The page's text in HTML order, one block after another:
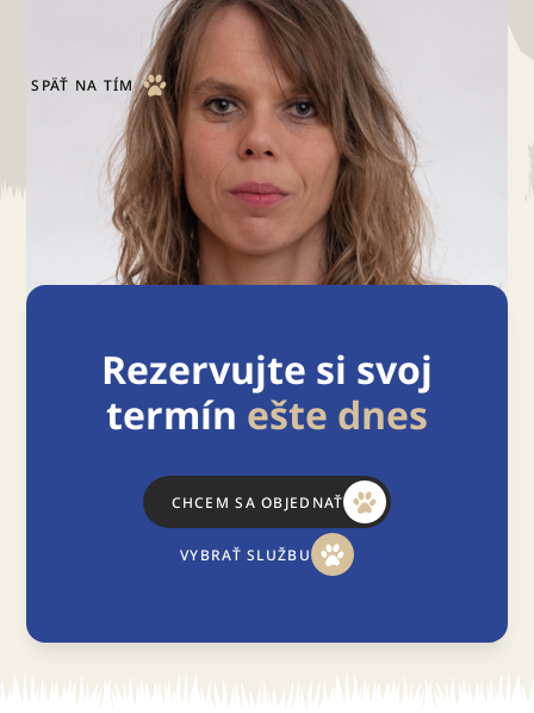
Upratovacie práce, dezinfekcia
SPÄŤ NA TÍM
O nás Andrea Jakubčíková
Rezervujte si svoj
termín ešte dnes
CHCEM SA OBJEDNAŤ
VYBRAŤ SLUŽBU